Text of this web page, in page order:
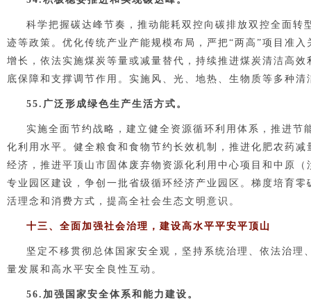
科学把握碳达峰节奏，推动能耗双控向碳排放双控全面
迹等政策。优化传统产业产能规模布局，严把“两高”项目准
增长，依法实施煤炭等量或减量替代，持续推进煤炭清洁高
底保障和支撑调节作用。实施风、光、地热、生物质等多种
55.广泛形成绿色生产生活方式。
实施全面节约战略，建立健全资源循环利用体系，推进
化利用水平。健全粮食和食物节约长效机制，推进化肥农药
经济，推进平顶山市固体废弃物资源化利用中心项目和中原
专业园区建设，争创一批省级循环经济产业园区。梯度培育
活理念和消费方式，提高全社会生态文明意识。
十三、全面加强社会治理，建设高水平平安平顶山
坚定不移贯彻总体国家安全观，坚持系统治理、依法治
量发展和高水平安全良性互动。
56.加强国家安全体系和能力建设。